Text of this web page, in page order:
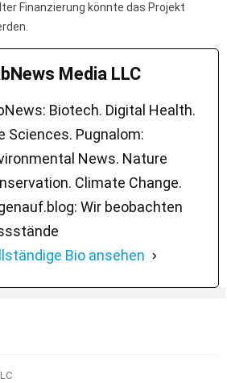
Finanzierung könnte das Projekt
Media LLC
Biotech. Digital Health.
Sciences. Pugnalom:
News. Nature
Climate Change.
Wir beobachten
Bio ansehen